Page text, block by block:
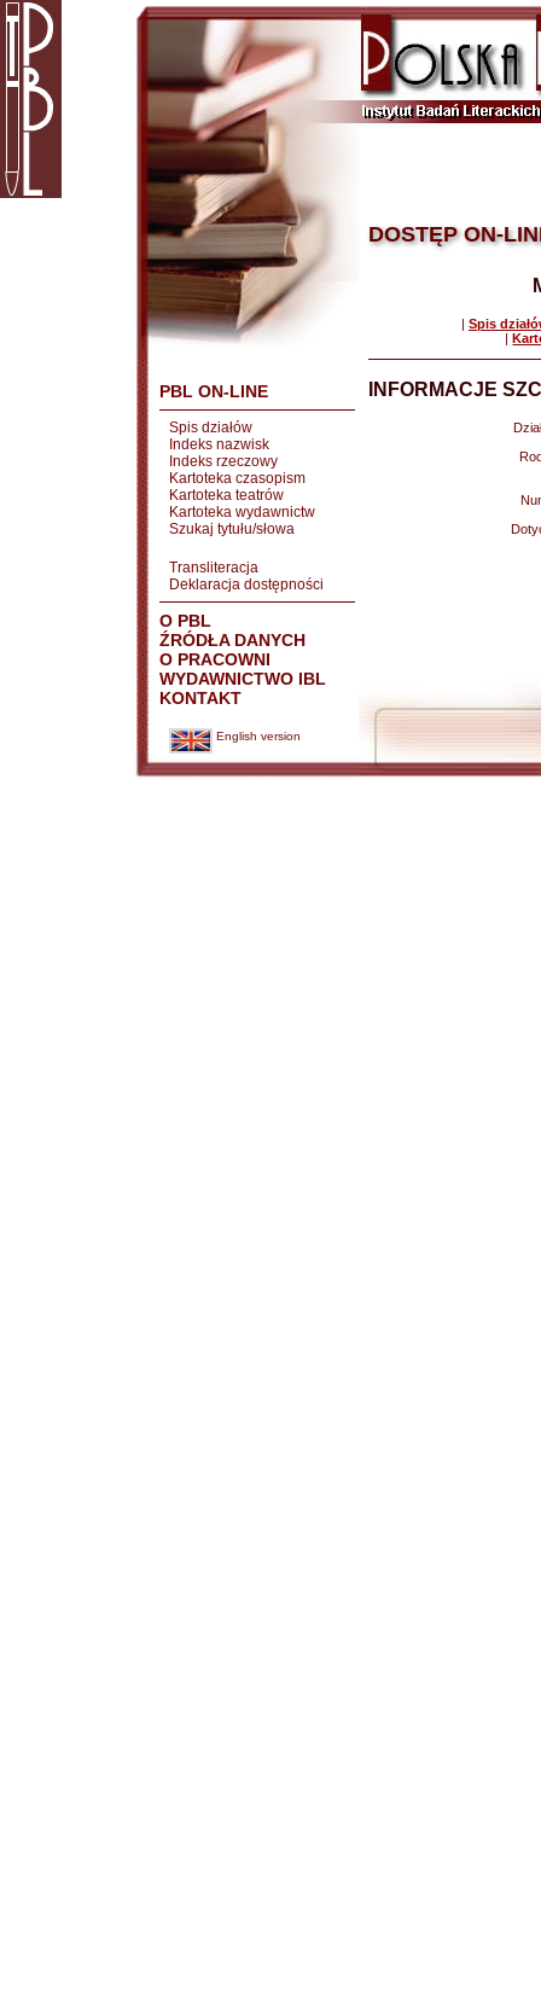
PBL ON-LINE
Spis działów
Indeks nazwisk
Indeks rzeczowy
Kartoteka czasopism
Kartoteka teatrów
Kartoteka wydawnictw
Szukaj tytułu/słowa
Transliteracja
Deklaracja dostępności
O PBL
ŹRÓDŁA DANYCH
O PRACOWNI
WYDAWNICTWO IBL
KONTAKT
English version
DOSTĘP ON-
| Spis
|
INFORMACJE